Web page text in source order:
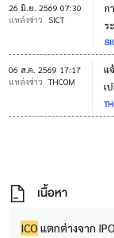
26 มิ.ย. 2569 07:30
แหล่งข่าว
SICT
ก
ร
06 ส.ค. 2569 17:17
แหล่งข่าว THCOM
แ
เ
แ
เนื้อหา
ICO แตกต่างจาก